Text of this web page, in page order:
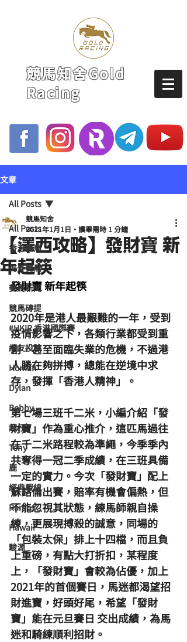
競馬知舍Gold
Racing
文章
All Posts
香港賽馬
海外賽馬
賽馬新聞
競馬磚提
#HKIR 香港國際賽
網友投稿
Homan
Dylan
Bobby
超仔
Tony
鹿
經典戰線
Ramos
Hawaii
駿源
All Posts
【澤西攻略】發財寶 新
年起筷
競馬知舍
2021年1月1日
讀畢需時 1 分鐘
發財寶 新年起筷
2020年是港人最艱難的一年，受到
疫情影響之下，各類行業都受到重
創，甚至面臨失業的危機，不過港
人勝在夠拼搏，總能在逆境中求
存，發揮「香港人精神」。
第七場三班千二米，小編介紹「發
財寶」作為重心推介，這匹馬過往
在千二米路程較為準繩，今季季內
共奪得一冠二季成績，在三班具備
一定的實力。今次「發財寶」配上
蘇鉻倫出賽，賠率有機會偏熱，但
不能忽視其狀態，練馬師親自操
練，更展現搏殺的誠意，同場的
「包裝太保」排上十四檔，而且負
上重磅，有點大打折扣，某程度
上，「發財寶」會較為佔優，加上
2021年的首個賽日，馬迷都渴望招
財進寶，好頭好尾，希望「發財
寶」能在元旦賽日 交出成績，為馬
迷和騎練順利招財。